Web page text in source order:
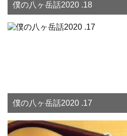
僕の八ヶ岳話2020 .18
僕の八ヶ岳話2020 .17